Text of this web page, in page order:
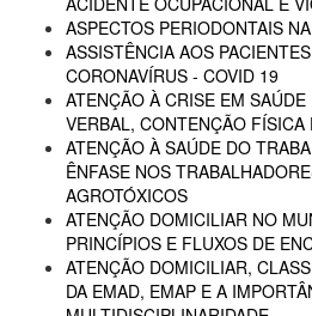
ASPECTOS PERIODONTAIS
ASSISTÊNCIA AOS
CORONAVÍRUS - COVID 19
ATENÇÃO À CRISE EM
VERBAL, CONTENÇÃO FÍSICA
ATENÇÃO À SAÚDE DO
ÊNFASE NOS
AGROTÓXICOS
ATENÇÃO DOMICILIAR NO
PRINCÍPIOS E FLUXOS DE
ATENÇÃO DOMICILIAR,
DA EMAD, EMAP E A